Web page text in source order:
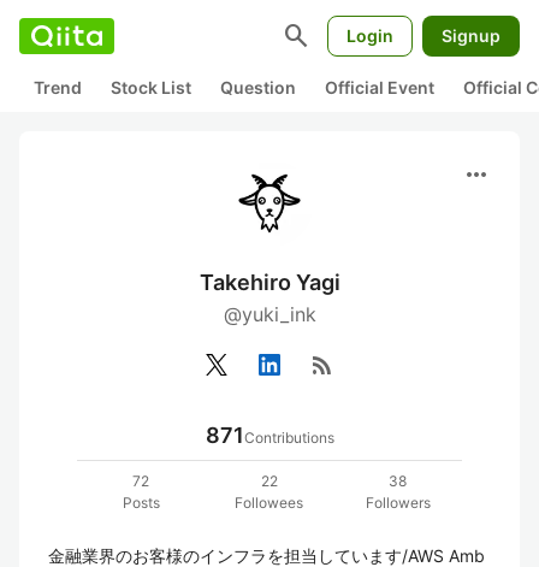
search Login Signup
Trend Stock List Question Official Event Official
more_horiz
Takehiro Yagi
@yuki_ink
rss_feed
871Contributions
72
Posts
22
Followees
38
Followers
金融業界のお客様のインフラを担当しています/AWS Amb